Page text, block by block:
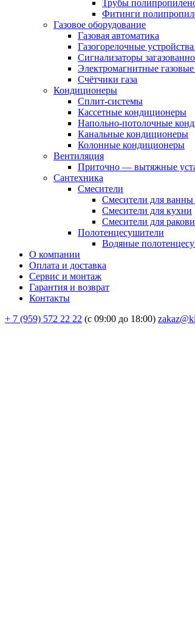
Трубы
Фитинги
Газовое оборудование
Газовая автоматика
Газогорелочные
Сигнализаторы
Электромагнитные
Счётчики газа
Кондиционеры
Сплит-системы
Кассетные кондиционеры
Напольно-потолочные
Канальные кондиционеры
Колонные кондиционеры
Вентиляция
Приточно — вытяжные
Сантехника
Смесители
Смесители для
Смесители для кухни
Смесители для
Полотенцесушители
Водяные
О компании
Оплата и доставка
Сервис и монтаж
Гарантия и возврат
Контакты
+ 7 (959) 572 22 22 (с 09:00 до 18:00)